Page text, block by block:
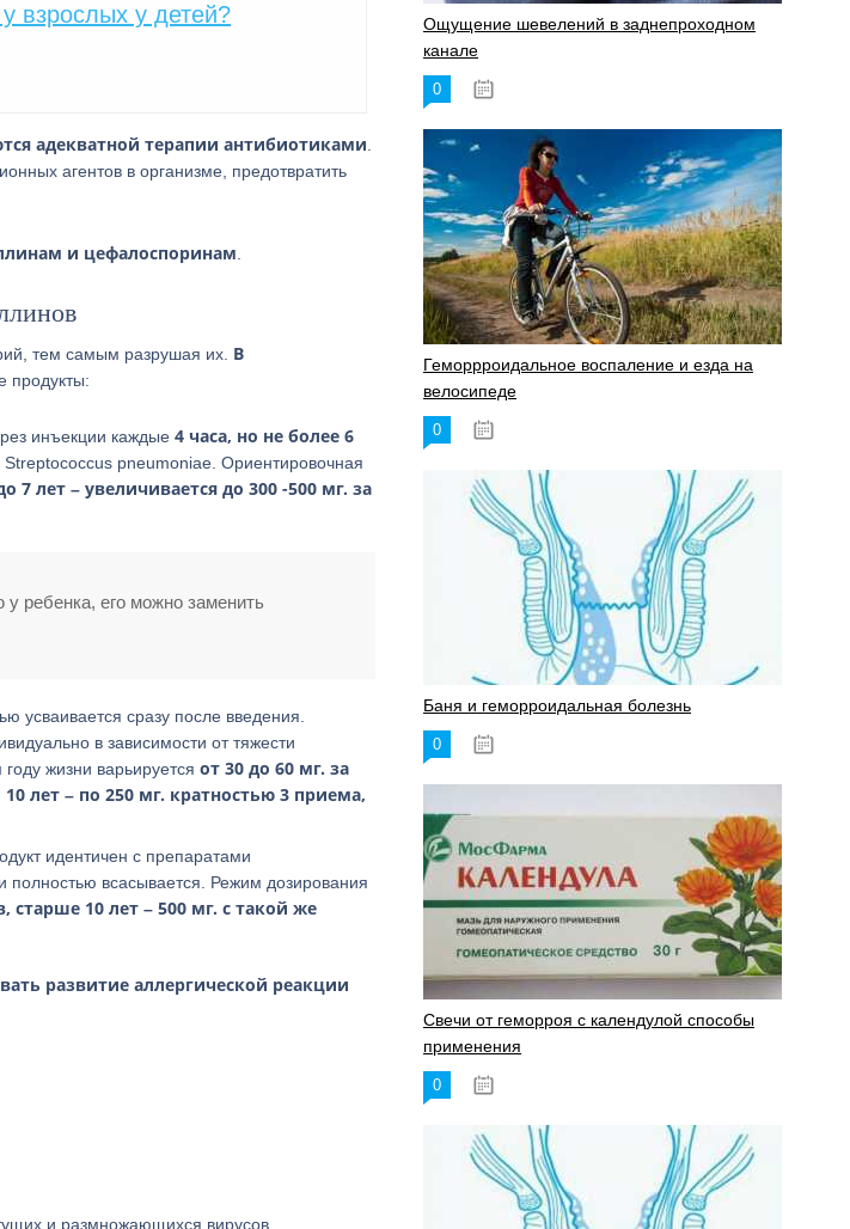
взрослых у детей?
адекватной терапии антибиотиками
агентов в организме, предотвратить
и цефалоспоринам
тем самым разрушая их. В
продукты:
инъекции каждые 4 часа, но не более 6
pneumoniae. Ориентировочная
7 лет – увеличивается до 300 -500 мг. за
ребенка, его можно заменить
усваивается сразу после введения.
в зависимости от тяжести
жизни варьируется от 30 до 60 мг. за
лет – по 250 мг. кратностью 3 приема,
идентичен с препаратами
полностью всасывается. Режим дозирования
старше 10 лет – 500 мг. с такой же
развитие аллергической реакции
и размножающихся вирусов.
Ощущение шевелений в заднепроходном
канале
0
Геморрроидальное воспаление и езда на
велосипеде
0
Баня и геморроидальная болезнь
0
Свечи от геморроя с календулой способы
применения
0